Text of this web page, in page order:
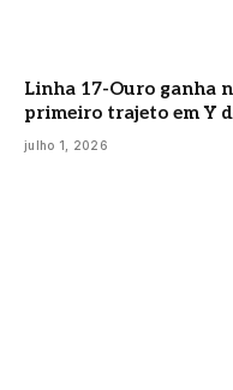
Linha 17-Ouro ganha
primeiro trajeto em Y
julho 1, 2026